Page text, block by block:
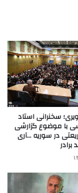
سخنرانی استاد
با موضوع گزارشی
در سوریه …آری